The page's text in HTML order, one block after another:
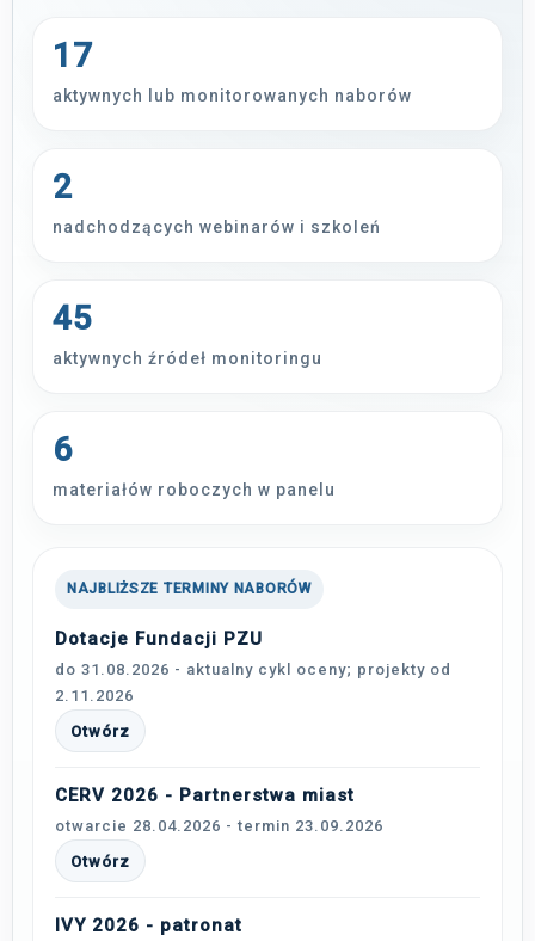
17
aktywnych lub monitorowanych naborów
2
nadchodzących webinarów i szkoleń
45
aktywnych źródeł monitoringu
6
materiałów roboczych w panelu
NAJBLIŻSZE TERMINY NABORÓW
Dotacje Fundacji PZU
do 31.08.2026 - aktualny cykl oceny; projekty od
2.11.2026
Otwórz
CERV 2026 - Partnerstwa miast
otwarcie 28.04.2026 - termin 23.09.2026
Otwórz
IVY 2026 - patronat